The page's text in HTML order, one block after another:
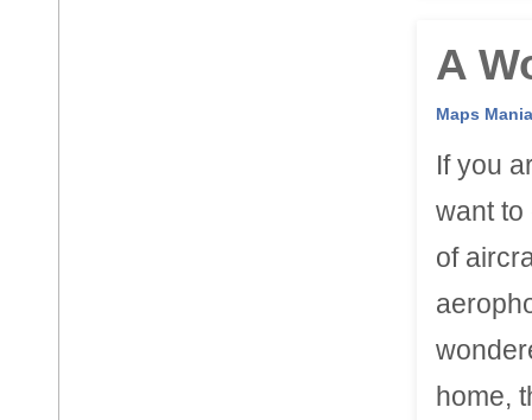
A
Maps Mania
If you
want to
of
home,